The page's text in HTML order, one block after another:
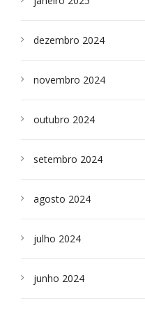
dezembro 2024
novembro 2024
outubro 2024
setembro 2024
agosto 2024
julho 2024
junho 2024